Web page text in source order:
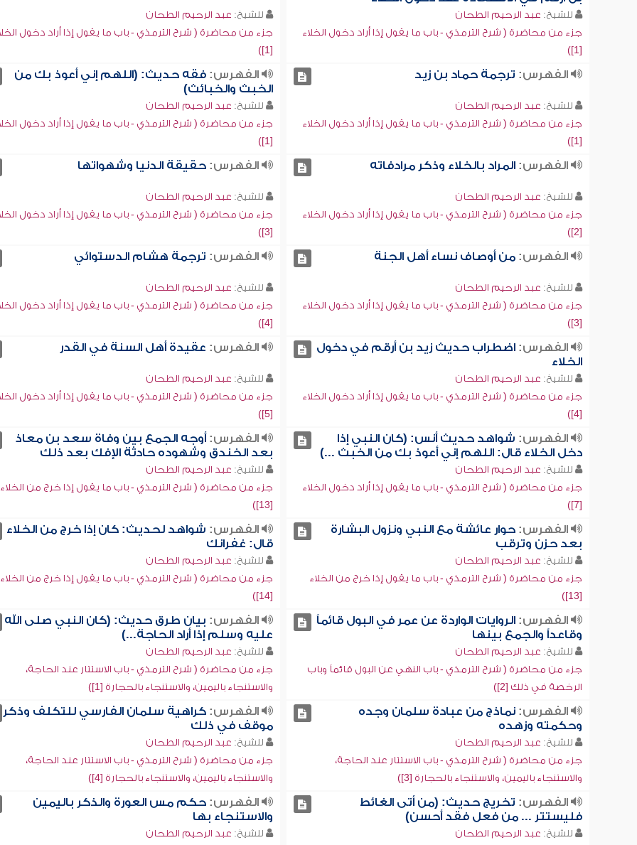
للشيخ: عبد الرحيم الطحان
جزء من محاضرة ( شرح الترمذي - باب ما يقول إذا أراد دخول الخلاء
[1])
للشيخ: عبد الرحيم الطحان
جزء من محاضرة ( شرح الترمذي - باب ما يقول إذا أراد دخول
[1])
الفهرس: ترجمة حماد بن زيد
للشيخ: عبد الرحيم الطحان
جزء من محاضرة ( شرح الترمذي - باب ما يقول إذا أراد دخول الخلاء
[1])
الفهرس: فقه حديث: (اللهم إني أعوذ بك من
الخبث والخبائث)
للشيخ: عبد الرحيم الطحان
جزء من محاضرة ( شرح الترمذي - باب ما يقول إذا أراد دخول
[1])
الفهرس:المراد بالخلاء وذكر مرادفاته
للشيخ: عبد الرحيم الطحان
جزء من محاضرة ( شرح الترمذي - باب ما يقول إذا أراد دخول الخلاء
[2])
الفهرس: حقيقة الدنيا وشهواتها
للشيخ: عبد الرحيم الطحان
جزء من محاضرة ( شرح الترمذي - باب ما يقول إذا أراد دخول
[3])
الفهرس:من أوصاف نساء أهل الجنة
للشيخ: عبد الرحيم الطحان
جزء من محاضرة ( شرح الترمذي - باب ما يقول إذا أراد دخول الخلاء
[3])
الفهرس: ترجمة هشام الدستوائي
للشيخ: عبد الرحيم الطحان
جزء من محاضرة ( شرح الترمذي - باب ما يقول إذا أراد دخول
[4])
الفهرس:اضطراب حديث زيد بن أرقم في دخول
الخلاء
للشيخ: عبد الرحيم الطحان
جزء من محاضرة ( شرح الترمذي - باب ما يقول إذا أراد دخول الخلاء
[4])
الفهرس: عقيدة أهل السنة في القدر
للشيخ: عبد الرحيم الطحان
جزء من محاضرة ( شرح الترمذي - باب ما يقول إذا أراد دخول
[5])
الفهرس: شواهد حديث أنس: (كان النبي إذا
دخل الخلاء قال: اللهم إني أعوذ بك من الخبث ...)
للشيخ: عبد الرحيم الطحان
جزء من محاضرة ( شرح الترمذي - باب ما يقول إذا أراد دخول الخلاء
[7])
الفهرس: أوجه الجمع بين وفاة سعد بن معاذ
بعد الخندق وشهوده حادثة الإفك بعد ذلك
للشيخ: عبد الرحيم الطحان
جزء من محاضرة ( شرح الترمذي - باب ما يقول إذا خرج من الخلاء
[13])
الفهرس:حوار عائشة مع النبي ونزول البشارة
بعد حزن وترقب
للشيخ: عبد الرحيم الطحان
جزء من محاضرة ( شرح الترمذي - باب ما يقول إذا خرج من الخلاء
[13])
الفهرس: شواهد لحديث: كان إذا خرج من الخلاء
قال: غفرانك
للشيخ: عبد الرحيم الطحان
جزء من محاضرة ( شرح الترمذي - باب ما يقول إذا خرج من الخلاء
[14])
الفهرس:الروايات الواردة عن عمر في البول قائماً
وقاعداً والجمع بينها
للشيخ: عبد الرحيم الطحان
جزء من محاضرة ( شرح الترمذي - باب النهي عن البول قائماً وباب
الرخصة في ذلك [2])
الفهرس: بيان طرق حديث: (كان النبي صلى الله
عليه وسلم إذا أراد الحاجة...)
للشيخ: عبد الرحيم الطحان
جزء من محاضرة ( شرح الترمذي - باب الاستتار عند الحاجة،
والاستنجاء باليمين، والاستنجاء بالحجارة [1])
الفهرس:نماذج من عبادة سلمان وجده
وحكمته وزهده
للشيخ: عبد الرحيم الطحان
جزء من محاضرة ( شرح الترمذي - باب الاستتار عند الحاجة،
والاستنجاء باليمين، والاستنجاء بالحجارة [3])
الفهرس: كراهية سلمان الفارسي للتكلف وذكر
موقف في ذلك
للشيخ: عبد الرحيم الطحان
جزء من محاضرة ( شرح الترمذي - باب الاستتار عند الحاجة،
والاستنجاء باليمين، والاستنجاء بالحجارة [4])
الفهرس: تخريج حديث: (من أتى الغائط
فليستتر ... من فعل فقد أحسن)
للشيخ: عبد الرحيم الطحان
الفهرس: حكم مس العورة والذكر باليمين
والاستنجاء بها
للشيخ: عبد الرحيم الطحان